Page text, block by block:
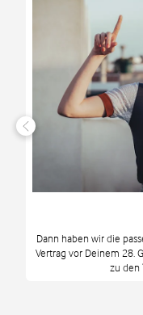
Dann haben wir die
Vertrag vor Deinem 28.
zu den